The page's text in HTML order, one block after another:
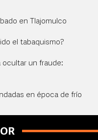
en Tlajomulco
el tabaquismo?
ocultar un fraude:
en época de frío